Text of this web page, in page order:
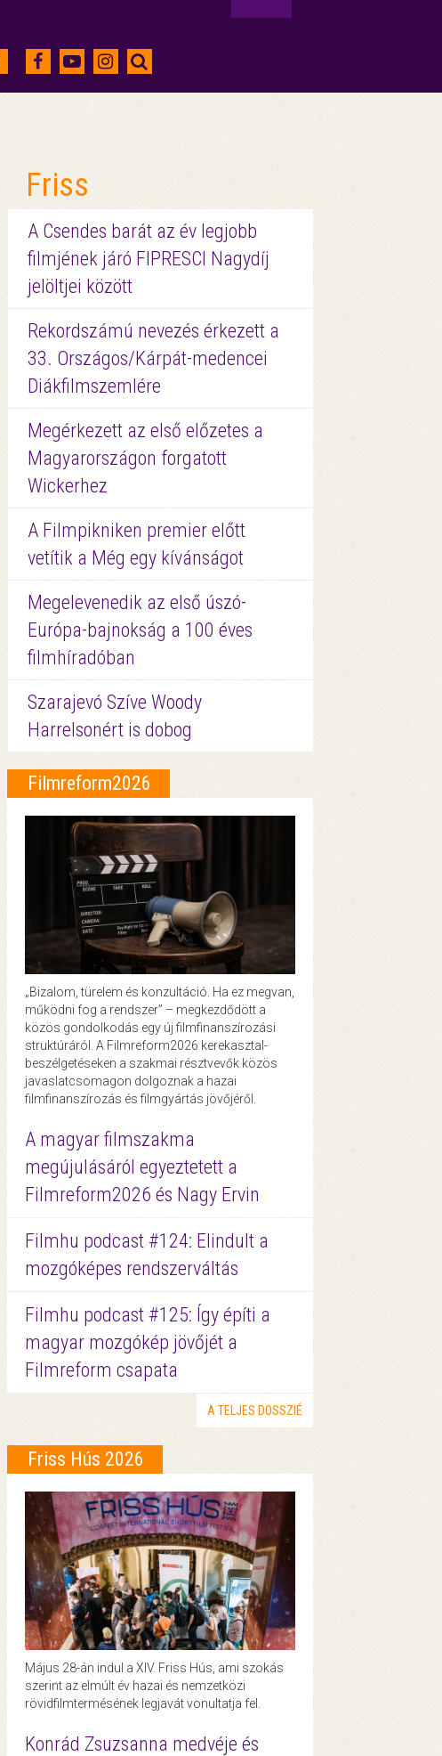
Friss
A Csendes barát az év legjobb
filmjének járó FIPRESCI Nagydíj
jelöltjei között
Rekordszámú nevezés érkezett a
33. Országos/Kárpát-medencei
Diákfilmszemlére
Megérkezett az első előzetes a
Magyarországon forgatott
Wickerhez
A Filmpikniken premier előtt
vetítik a Még egy kívánságot
Megelevenedik az első úszó-
Európa-bajnokság a 100 éves
filmhíradóban
Szarajevó Szíve Woody
Harrelsonért is dobog
Filmreform2026
„Bizalom, türelem és konzultáció. Ha ez megvan,
működni fog a rendszer” – megkezdődött a
közös gondolkodás egy új filmfinanszírozási
struktúráról. A Filmreform2026 kerekasztal-
beszélgetéseken a szakmai résztvevők közös
javaslatcsomagon dolgoznak a hazai
filmfinanszírozás és filmgyártás jövőjéről.
A magyar filmszakma
megújulásáról egyeztetett a
Filmreform2026 és Nagy Ervin
Filmhu podcast #124: Elindult a
mozgóképes rendszerváltás
Filmhu podcast #125: Így építi a
magyar mozgókép jövőjét a
Filmreform csapata
A TELJES DOSSZIÉ
Friss Hús 2026
Május 28-án indul a XIV. Friss Hús, ami szokás
szerint az elmúlt év hazai és nemzetközi
rövidfilmtermésének legjavát vonultatja fel.
Konrád Zsuzsanna medvéje és